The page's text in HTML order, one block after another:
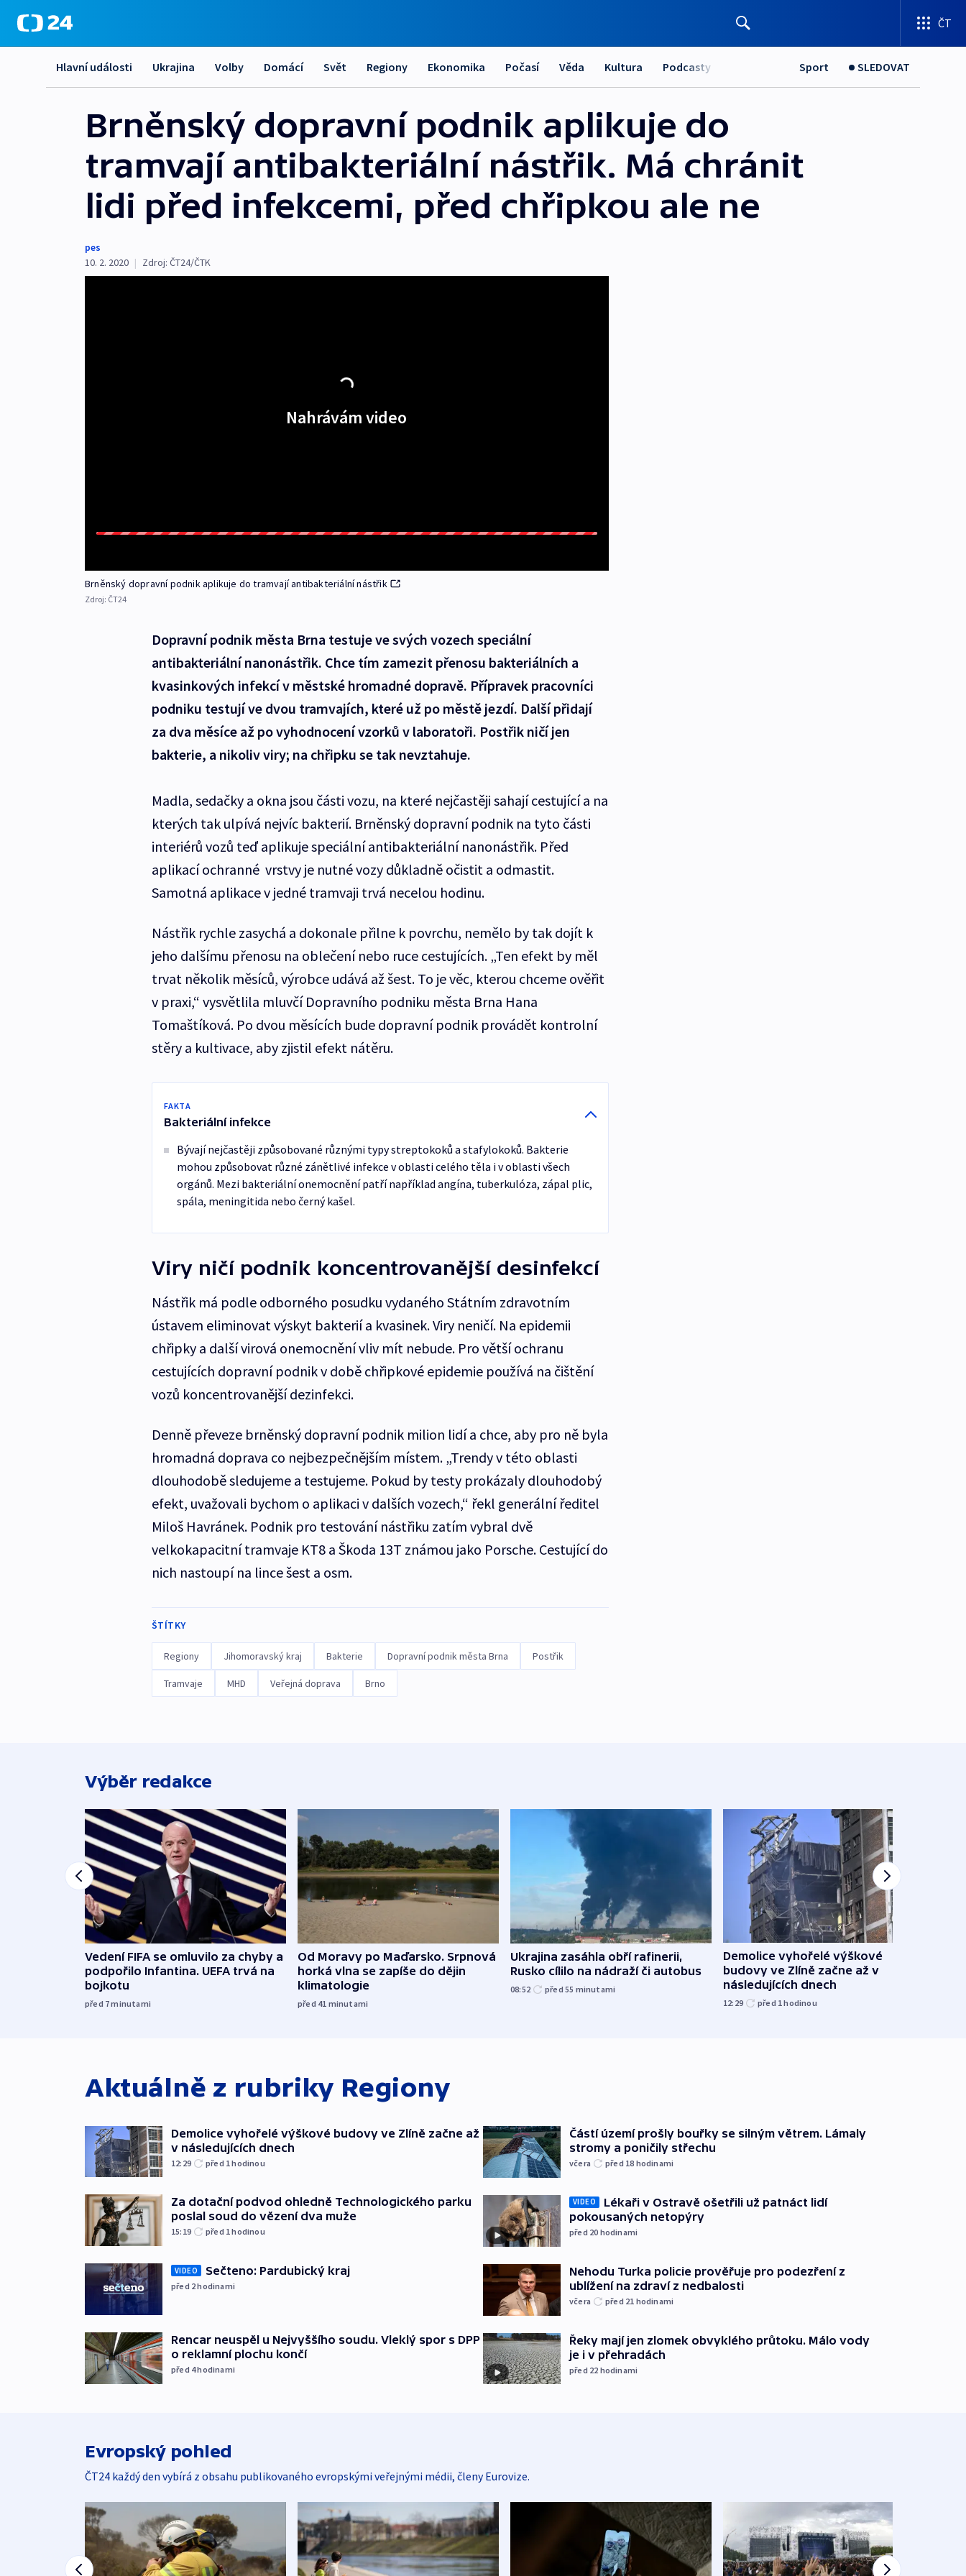
ČT
Hlavní události Ukrajina Volby Domácí Svět Regiony Ekonomika Počasí Věda Kultura Podcasty Sport SLEDOVAT
Brněnský dopravní podnik aplikuje do
tramvají antibakteriální nástřik. Má chránit
lidi před infekcemi, před chřipkou ale ne
pes
10. 2. 2020 | Zdroj: ČT24/ČTK
Nahrávám video
Brněnský dopravní podnik aplikuje do tramvají antibakteriální nástřik
Zdroj: ČT24
Dopravní podnik města Brna testuje ve svých vozech speciální
antibakteriální nanonástřik. Chce tím zamezit přenosu bakteriálních a
kvasinkových infekcí v městské hromadné dopravě. Přípravek pracovníci
podniku testují ve dvou tramvajích, které už po městě jezdí. Další přidají
za dva měsíce až po vyhodnocení vzorků v laboratoři. Postřik ničí jen
bakterie, a nikoliv viry; na chřipku se tak nevztahuje.
Madla, sedačky a okna jsou části vozu, na které nejčastěji sahají cestující a na
kterých tak ulpívá nejvíc bakterií. Brněnský dopravní podnik na tyto části
interiérů vozů teď aplikuje speciální antibakteriální nanonástřik. Před
aplikací ochranné vrstvy je nutné vozy důkladně očistit a odmastit.
Samotná aplikace v jedné tramvaji trvá necelou hodinu.
Nástřik rychle zasychá a dokonale přilne k povrchu, nemělo by tak dojít k
jeho dalšímu přenosu na oblečení nebo ruce cestujících. „Ten efekt by měl
trvat několik měsíců, výrobce udává až šest. To je věc, kterou chceme ověřit
v praxi,“ vysvětlila mluvčí Dopravního podniku města Brna Hana
Tomaštíková. Po dvou měsících bude dopravní podnik provádět kontrolní
stěry a kultivace, aby zjistil efekt nátěru.
FAKTA
Bakteriální infekce
Bývají nejčastěji způsobované různými typy streptokoků a stafylokoků. Bakterie
mohou způsobovat různé zánětlivé infekce v oblasti celého těla i v oblasti všech
orgánů. Mezi bakteriální onemocnění patří například angína, tuberkulóza, zápal plic,
spála, meningitida nebo černý kašel.
Viry ničí podnik koncentrovanější desinfekcí
Nástřik má podle odborného posudku vydaného Státním zdravotním
ústavem eliminovat výskyt bakterií a kvasinek. Viry neničí. Na epidemii
chřipky a další virová onemocnění vliv mít nebude. Pro větší ochranu
cestujících dopravní podnik v době chřipkové epidemie používá na čištění
vozů koncentrovanější dezinfekci.
Denně převeze brněnský dopravní podnik milion lidí a chce, aby pro ně byla
hromadná doprava co nejbezpečnějším místem. „Trendy v této oblasti
dlouhodobě sledujeme a testujeme. Pokud by testy prokázaly dlouhodobý
efekt, uvažovali bychom o aplikaci v dalších vozech,“ řekl generální ředitel
Miloš Havránek. Podnik pro testování nástřiku zatím vybral dvě
velkokapacitní tramvaje KT8 a Škoda 13T známou jako Porsche. Cestující do
nich nastoupí na lince šest a osm.
ŠTÍTKY
Regiony Jihomoravský kraj Bakterie Dopravní podnik města Brna Postřik
Tramvaje MHD Veřejná doprava Brno
Výběr redakce
Vedení FIFA se omluvilo za chyby a
podpořilo Infantina. UEFA trvá na
bojkotu
před 7minutami
Od Moravy po Maďarsko. Srpnová
horká vlna se zapíše do dějin
klimatologie
před 41 minutami
Ukrajina zasáhla obří rafinerii,
Rusko cílilo na nádraží či autobus
08:52 před 55 minutami
Demolice vyhořelé výškové
budovy ve Zlíně začne až v
následujících dnech
12:29 před 1hodinou
Aktuálně z rubriky Regiony
Demolice vyhořelé výškové budovy ve Zlíně začne až
v následujících dnech
12:29 před 1hodinou
Za dotační podvod ohledně Technologického parku
poslal soud do vězení dva muže
15:19 před 1hodinou
VIDEO Sečteno: Pardubický kraj
před 2hodinami
Rencar neuspěl u Nejvyššího soudu. Vleklý spor s DPP
o reklamní plochu končí
před 4hodinami
Částí území prošly bouřky se silným větrem. Lámaly
stromy a poničily střechu
včera před 18 hodinami
VIDEO
Lékaři v Ostravě ošetřili už patnáct lidí
pokousaných netopýry
před 20 hodinami
Nehodu Turka policie prověřuje pro podezření z
ublížení na zdraví z nedbalosti
včera před 21 hodinami
Řeky mají jen zlomek obvyklého průtoku. Málo vody
je i v přehradách
před 22 hodinami
Evropský pohled
ČT24 každý den vybírá z obsahu publikovaného evropskými veřejnými médii, členy Eurovize.